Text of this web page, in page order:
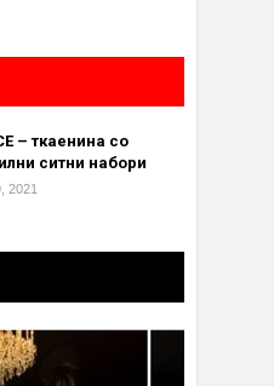
– ткаенина со
ситни набори
2021